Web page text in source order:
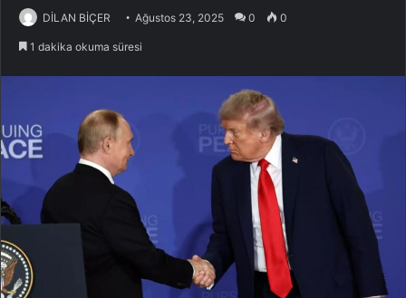
DİLAN BİÇER Ağustos 23, 2025 0 0
1 dakika okuma süresi